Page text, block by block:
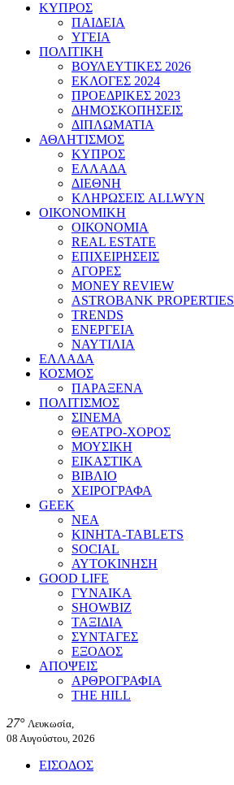
ΚΥΠΡΟΣ
ΠΑΙΔΕΙΑ
ΥΓΕΙΑ
ΠΟΛΙΤΙΚΗ
ΒΟΥΛΕΥΤΙΚΕΣ 2026
ΕΚΛΟΓΕΣ 2024
ΠΡΟΕΔΡΙΚΕΣ 2023
ΔΗΜΟΣΚΟΠΗΣΕΙΣ
ΔΙΠΛΩΜΑΤΙΑ
ΑΘΛΗΤΙΣΜΟΣ
ΚΥΠΡΟΣ
ΕΛΛΑΔΑ
ΔΙΕΘΝΗ
ΚΛΗΡΩΣΕΙΣ ALLWYN
ΟΙΚΟΝΟΜΙΚΗ
ΟΙΚΟΝΟΜΙΑ
REAL ESTATE
ΕΠΙΧΕΙΡΗΣΕΙΣ
ΑΓΟΡΕΣ
MONEY REVIEW
ASTROBANK PROPERTIES
TRENDS
ΕΝΕΡΓΕΙΑ
ΝΑΥΤΙΛΙΑ
ΕΛΛΑΔΑ
ΚΟΣΜΟΣ
ΠΑΡΑΞΕΝΑ
ΠΟΛΙΤΙΣΜΟΣ
ΣΙΝΕΜΑ
ΘΕΑΤΡΟ-ΧΟΡΟΣ
ΜΟΥΣΙΚΗ
ΕΙΚΑΣΤΙΚΑ
ΒΙΒΛΙΟ
ΧΕΙΡΟΓΡΑΦΑ
GEEK
ΝΕΑ
ΚΙΝΗΤΑ-TABLETS
SOCIAL
ΑΥΤΟΚΙΝΗΣΗ
GOOD LIFE
ΓΥΝΑΙΚΑ
SHOWBIZ
ΤΑΞΙΔΙΑ
ΣΥΝΤΑΓΕΣ
ΕΞΟΔΟΣ
ΑΠΟΨΕΙΣ
ΑΡΘΡΟΓΡΑΦΙΑ
THE HILL
27° Λευκωσία,
08 Αυγούστου, 2026
ΕΙΣΟΔΟΣ